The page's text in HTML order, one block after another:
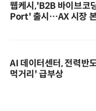
웹케시,'B2B 바이브코
Port' 출시…AX 시장
AI 데이터센터, 전력반
먹거리' 급부상